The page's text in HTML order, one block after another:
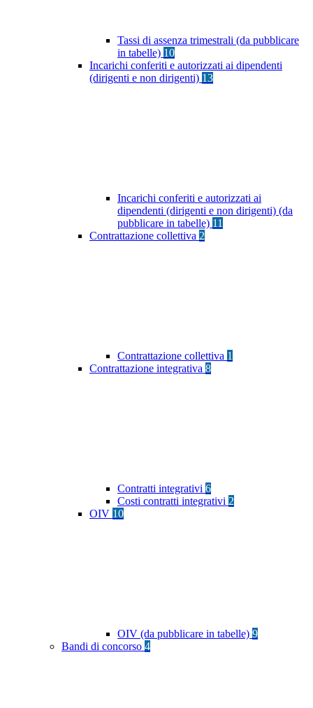
Tassi di assenza trimestrali (da pubblicare
in tabelle) 10
Incarichi conferiti e autorizzati ai dipendenti
(dirigenti e non dirigenti) 13
Incarichi conferiti e autorizzati ai
dipendenti (dirigenti e non dirigenti) (da
pubblicare in tabelle) 11
Contrattazione collettiva 2
Contrattazione collettiva 1
Contrattazione integrativa 8
Contratti integrativi 6
Costi contratti integrativi 2
OIV 10
OIV (da pubblicare in tabelle) 9
Bandi di concorso 4